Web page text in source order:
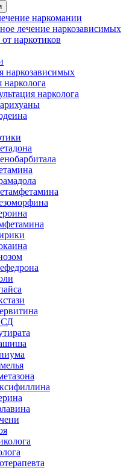
наркомании
лечение наркозависимых
наркотиков
наркозависимых
нарколога
нарколога